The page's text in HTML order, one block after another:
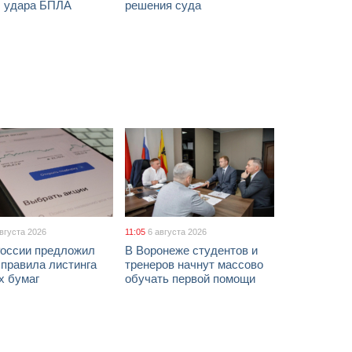
удара БПЛА решения суда
2026
предложил
листинга
бумаг
11:05 6 августа 2026
В Воронеже студентов и
тренеров начнут массово
обучать первой помощи